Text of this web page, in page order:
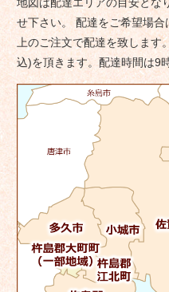
ー
シ
ョ
ン
せ下さい。 配達をご希望場
上のご注文で配達を致します
込)を頂きます。配達時間は9